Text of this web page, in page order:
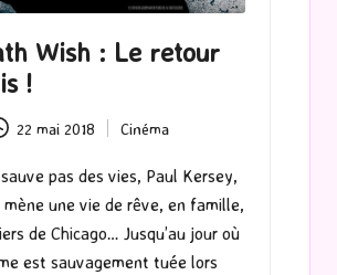
Wish : Le retour
!
22 mai 2018
Posted
in
Cinéma
pas des vies, Paul Kersey,
une vie de rêve, en famille,
de Chicago… Jusqu’au jour où
est sauvagement tuée lors